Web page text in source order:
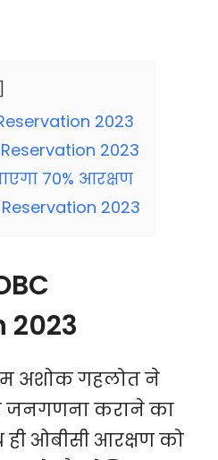
2023
2023
70% आरक्षण
2023
2023
अशोक गहलोत ने
जनगणना कराने का
ही ओबीसी आरक्षण को